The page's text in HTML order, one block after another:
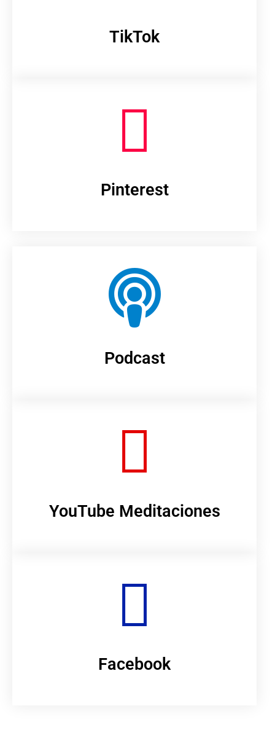
TikTok
Pinterest
Podcast
YouTube Meditaciones
Facebook